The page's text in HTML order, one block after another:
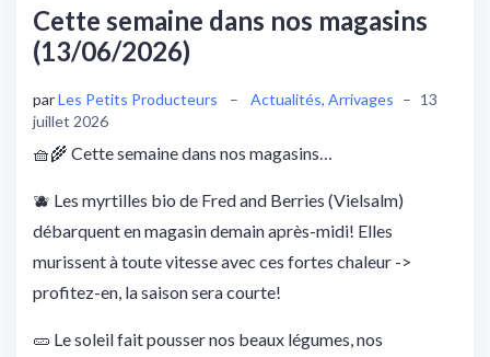
Cette semaine dans nos magasins
(13/06/2026)
parLes Petits Producteurs – Actualités, Arrivages – 13
juillet 2026
🧺🌾 Cette semaine dans nos magasins…
🫐 Les myrtilles bio de Fred and Berries (Vielsalm)
débarquent en magasin demain après-midi! Elles
murissent à toute vitesse avec ces fortes chaleur ->
profitez-en, la saison sera courte!
🥒 Le soleil fait pousser nos beaux légumes, nos